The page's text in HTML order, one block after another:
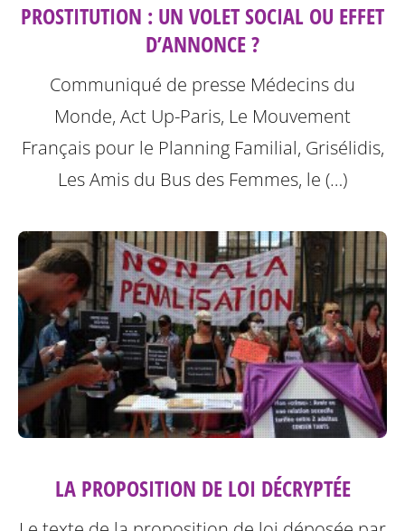
PROSTITUTION : UN VOLET SOCIAL OU EFFET
D’ANNONCE ?
Communiqué de presse Médecins du
Monde, Act Up-Paris, Le Mouvement
Français pour le Planning Familial, Grisélidis,
Les Amis du Bus des Femmes, le (…)
LA PROPOSITION DE LOI DÉCRYPTÉE